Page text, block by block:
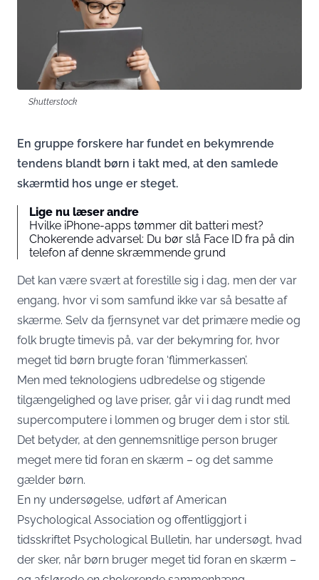
Shutterstock
En gruppe forskere har fundet en bekymrende
tendens blandt børn i takt med, at den samlede
skærmtid hos unge er steget.
Lige nu læser andre
Hvilke iPhone-apps tømmer dit batteri mest?
Chokerende advarsel: Du bør slå Face ID fra på din
telefon af denne skræmmende grund
Det kan være svært at forestille sig i dag, men der var
engang, hvor vi som samfund ikke var så besatte af
skærme. Selv da fjernsynet var det primære medie og
folk brugte timevis på, var der bekymring for, hvor
meget tid børn brugte foran ‘flimmerkassen’.
Men med teknologiens udbredelse og stigende
tilgængelighed og lave priser, går vi i dag rundt med
supercomputere i lommen og bruger dem i stor stil.
Det betyder, at den gennemsnitlige person bruger
meget mere tid foran en skærm – og det samme
gælder børn.
En ny undersøgelse, udført af American
Psychological Association og offentliggjort i
tidsskriftet Psychological Bulletin, har undersøgt, hvad
der sker, når børn bruger meget tid foran en skærm –